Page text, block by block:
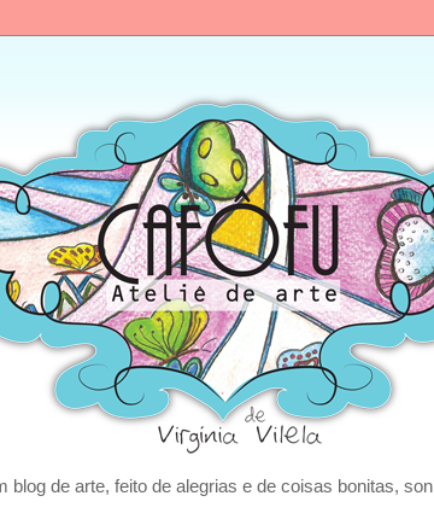
de arte, feito de alegrias e de coisas bonitas,